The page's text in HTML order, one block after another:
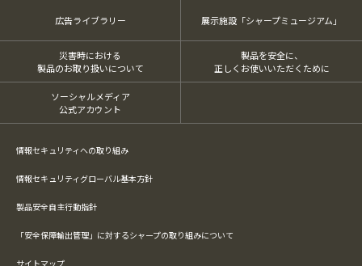
広告ライブラリー 展示施設「シャープミュージアム」
災害時における
製品のお取り扱いについて
製品を安全に、
正しくお使いいただくために
ソーシャルメディア
公式アカウント
情報セキュリティへの取り組み
情報セキュリティグローバル基本方針
製品安全自主行動指針
「安全保障輸出管理」に対するシャープの取り組みについて
サイトマップ